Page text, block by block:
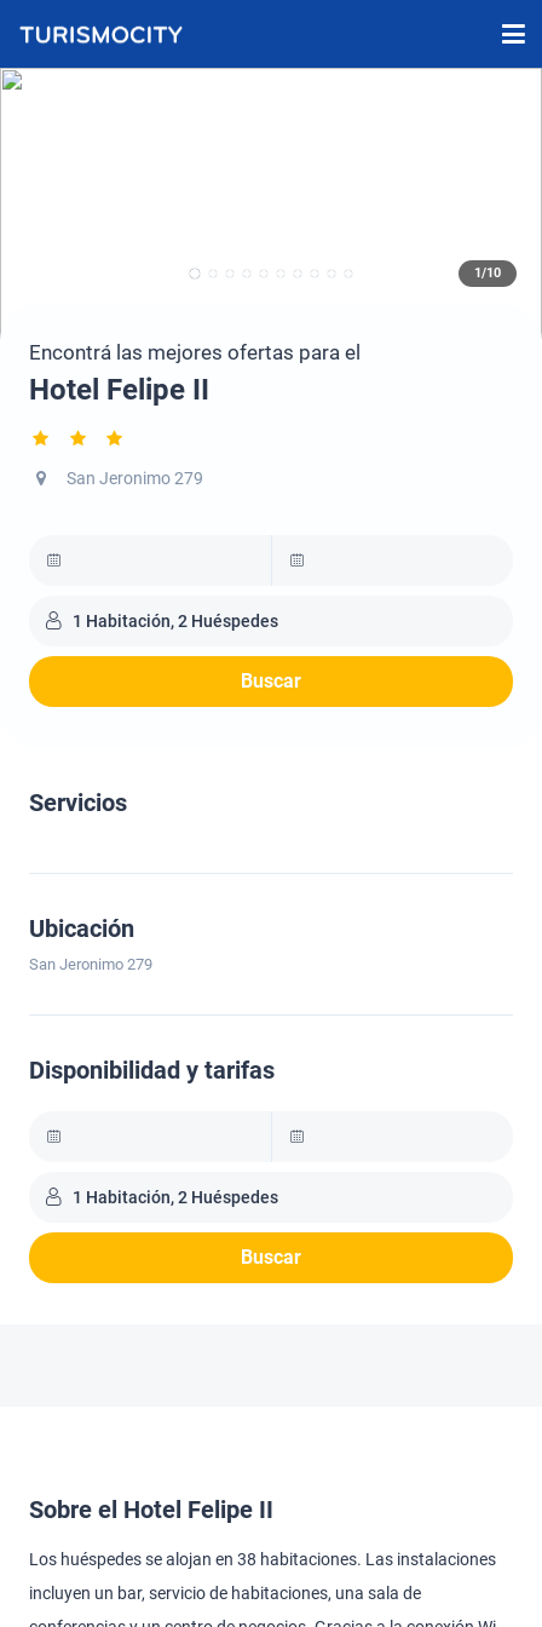
1/10
Encontrá las mejores ofertas para el
Hotel Felipe II
San Jeronimo 279
1 Habitación, 2 Huéspedes
Buscar
Servicios
Ubicación
San Jeronimo 279
Disponibilidad y tarifas
1 Habitación, 2 Huéspedes
Buscar
Sobre el Hotel Felipe II
Los huéspedes se alojan en 38 habitaciones. Las instalaciones
incluyen un bar, servicio de habitaciones, una sala de